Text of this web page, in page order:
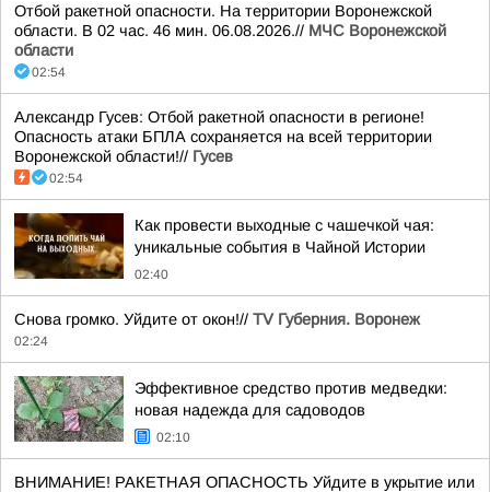
Отбой ракетной опасности. На территории Воронежской
области. В 02 час. 46 мин. 06.08.2026.// МЧС Воронежской
области
02:54
Александр Гусев: Отбой ракетной опасности в регионе!
Опасность атаки БПЛА сохраняется на всей территории
Воронежской области!// Гусев
02:54
Как провести выходные с чашечкой чая:
уникальные события в Чайной Истории
02:40
Снова громко. Уйдите от окон!// TV Губерния. Воронеж
02:24
Эффективное средство против медведки:
новая надежда для садоводов
02:10
ВНИМАНИЕ! РАКЕТНАЯ ОПАСНОСТЬ Уйдите в укрытие или